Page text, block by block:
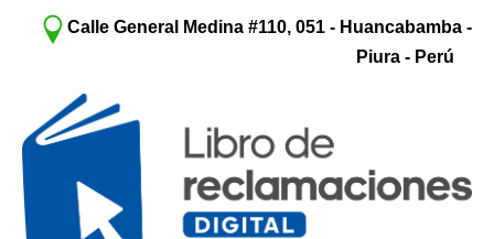
Calle General Medina #110, 051 - Huancabamba -
Piura - Perú